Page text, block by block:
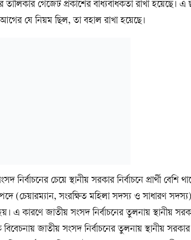
গেজেট প্রকাশের বাধ্যবাধকতা রাখা হয়েছে। এ
যে নিয়ম ছিল, তা বহাল রাখা হয়েছে।
চেয়ে স্থানীয় সরকার নির্বাচনে প্রার্থী বেশি
পদে (চেয়ারম্যান, সংরক্ষিত মহিলা সদস্য ও সাধারণ সদস্য)
এ কারণে জাতীয় সংসদ নির্বাচনের তুলনায় স্থানীয়
জাতীয় সংসদ নির্বাচনের তুলনায় স্থানীয় সরকার